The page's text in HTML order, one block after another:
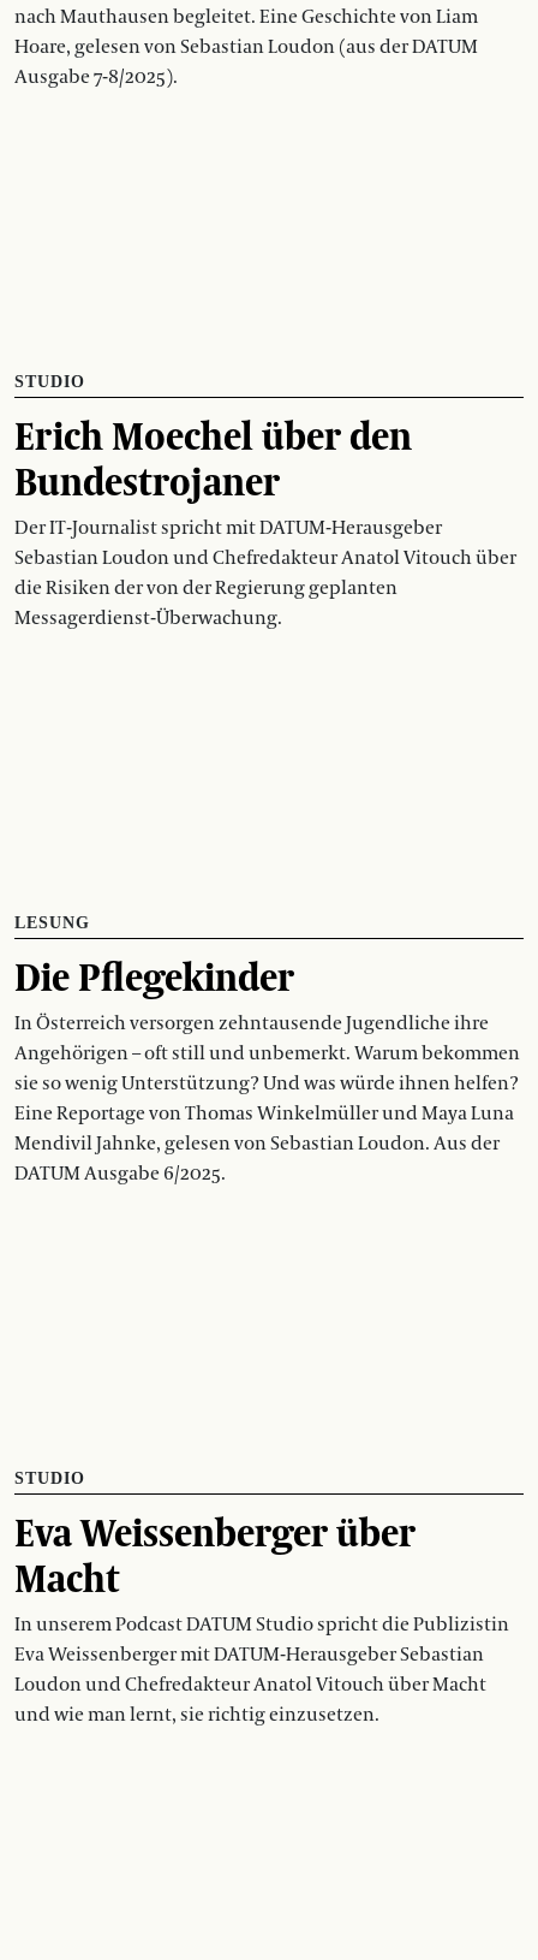
nach Mauthausen begleitet. Eine Geschichte von Liam
Hoare, gelesen von Sebastian Loudon (aus der DATUM
Ausgabe 7-8/2025).
STUDIO
Erich Moechel über den
Bundestrojaner
Der IT-Journalist spricht mit DATUM-Herausgeber
Sebastian Loudon und Chefredakteur Anatol Vitouch über
die Risiken der von der Regierung geplanten
Messagerdienst-Überwachung.
LESUNG
Die Pflegekinder
In Österreich versorgen zehntausende Jugendliche ihre
Angehörigen – oft still und unbemerkt. Warum bekommen
sie so wenig Unterstützung? Und was würde ihnen helfen?
Eine Reportage von Thomas Winkelmüller und Maya Luna
Mendivil Jahnke, gelesen von Sebastian Loudon. Aus der
DATUM Ausgabe 6/2025.
STUDIO
Eva Weissenberger über
Macht
In unserem Podcast DATUM Studio spricht die Publizistin
Eva Weissenberger mit DATUM-Herausgeber Sebastian
Loudon und Chefredakteur Anatol Vitouch über Macht
und wie man lernt, sie richtig einzusetzen.